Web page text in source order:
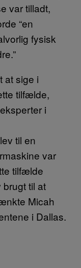
var tilladt,
“en
fysisk
at sige i
tilfælde,
i
til en
var
tilfælde
til at
Micah
i Dallas.